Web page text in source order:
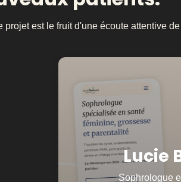
projet est le fruit d'une écoute attentive
Lucie
Sophrologue
Un site et une
lui
Avant même de poser la
avons travaillé sur
couleurs, typographie —
de sa pratique : douceur,